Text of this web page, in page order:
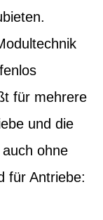
für mehrere
und die
ohne
für Antriebe: